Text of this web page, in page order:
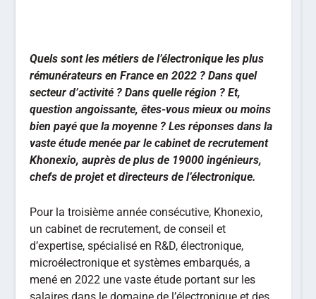
Quels sont les métiers de l’électronique les plus
rémunérateurs en France en 2022 ? Dans quel
secteur d’activité ? Dans quelle région ? Et,
question angoissante, êtes-vous mieux ou moins
bien payé que la moyenne ? Les réponses dans la
vaste étude menée par le cabinet de recrutement
Khonexio, auprès de plus de 19000 ingénieurs,
chefs de projet et directeurs de l’électronique.
Pour la troisième année consécutive, Khonexio,
un cabinet de recrutement, de conseil et
d’expertise, spécialisé en R&D, électronique,
microélectronique et systèmes embarqués, a
mené en 2022 une vaste étude portant sur les
salaires dans le domaine de l’électronique et des